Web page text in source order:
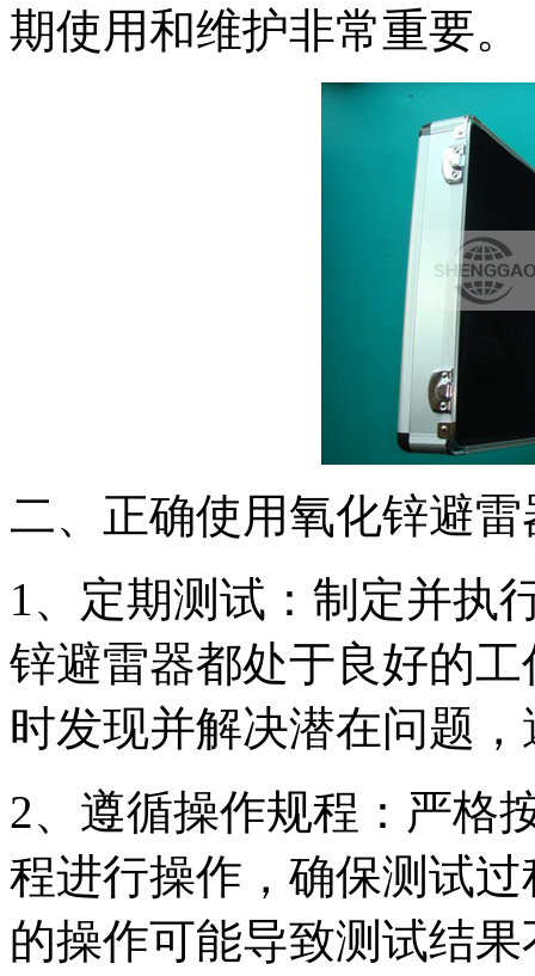
期使用和维护非常重要。
二、正确使用氧化锌避
1、定期测试：制定并执
锌避雷器都处于良好的
时发现并解决潜在问题
2、遵循操作规程：严格
程进行操作，确保测试
的操作可能导致测试结